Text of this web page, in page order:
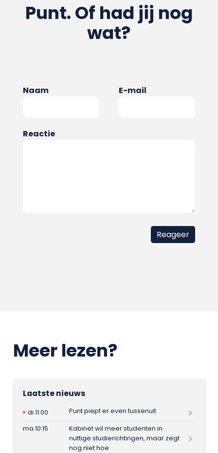
Punt. Of had jij nog
wat?
Naam E-mail
Reactie
Meer lezen?
Laatste nieuws
di 11:00
Punt piept er even tussenuit
ma 10:15
Kabinet wil meer studenten in
nuttige studierichtingen, maar zegt
nog niet hoe